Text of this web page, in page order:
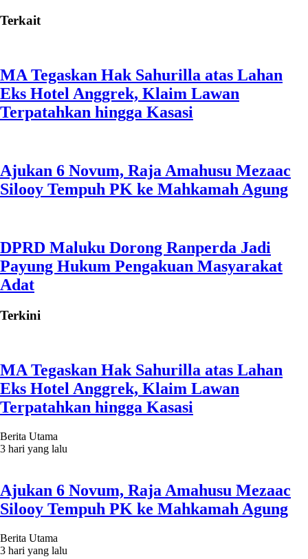
Terkait
MA Tegaskan Hak Sahurilla atas Lahan
Eks Hotel Anggrek, Klaim Lawan
Terpatahkan hingga Kasasi
Ajukan 6 Novum, Raja Amahusu Mezaac
Silooy Tempuh PK ke Mahkamah Agung
DPRD Maluku Dorong Ranperda Jadi
Payung Hukum Pengakuan Masyarakat
Adat
Terkini
MA Tegaskan Hak Sahurilla atas Lahan
Eks Hotel Anggrek, Klaim Lawan
Terpatahkan hingga Kasasi
Berita Utama
3 hari yang lalu
Ajukan 6 Novum, Raja Amahusu Mezaac
Silooy Tempuh PK ke Mahkamah Agung
Berita Utama
3 hari yang lalu